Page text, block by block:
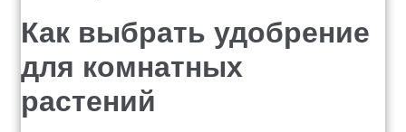
Как выбрать удобрение
для комнатных
растений